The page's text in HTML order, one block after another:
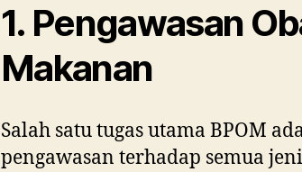
1. Pengawasan
Makanan
Salah satu tugas utama BPOM
pengawasan terhadap semua